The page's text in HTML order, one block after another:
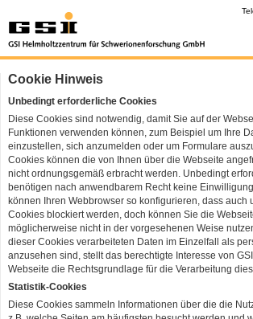
Cookie Hinweis
Unbedingt erforderliche Cookies
Diese Cookies sind notwendig, damit Sie auf der
Funktionen verwenden können, zum Beispiel um Ihre
einzustellen, sich anzumelden oder um Formulare
Cookies können die von Ihnen über die Webseite
nicht ordnungsgemäß erbracht werden. Unbedingt
benötigen nach anwendbarem Recht keine
können Ihren Webbrowser so konfigurieren, dass auch
Cookies blockiert werden, doch können Sie die
möglicherweise nicht in der vorgesehenen Weise
dieser Cookies verarbeiteten Daten im Einzelfall als
anzusehen sind, stellt das berechtigte Interesse von
Webseite die Rechtsgrundlage für die Verarbeitung
Statistik-Cookies
Diese Cookies sammeln Informationen über die die